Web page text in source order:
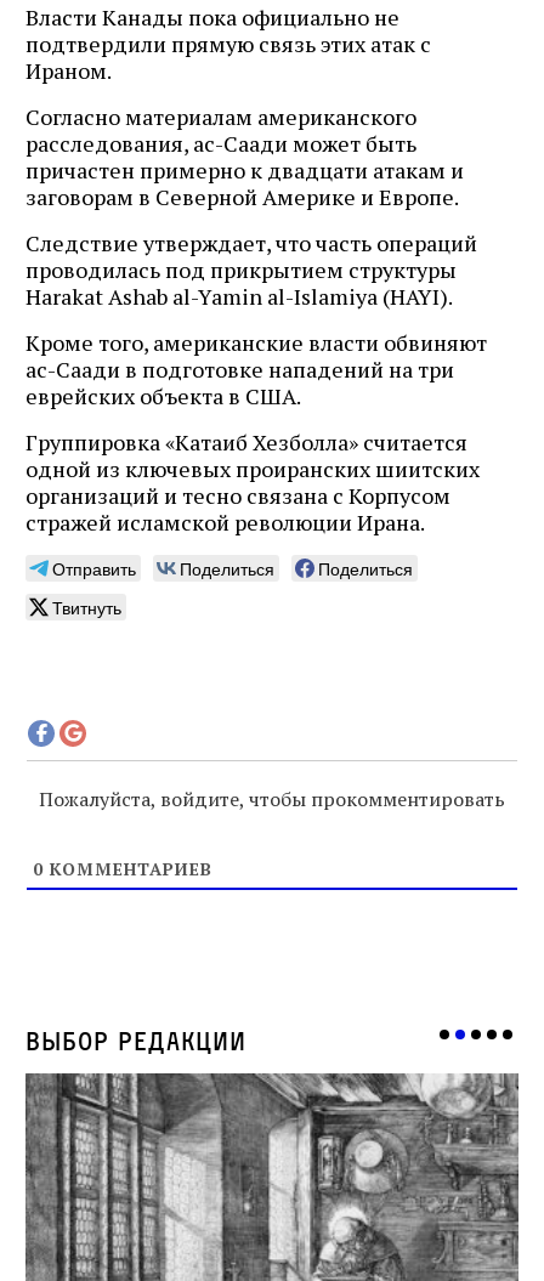
Власти Канады пока официально не
подтвердили прямую связь этих атак с
Ираном.
Согласно материалам американского
расследования, ас-Саади может быть
причастен примерно к двадцати атакам и
заговорам в Северной Америке и Европе.
Следствие утверждает, что часть операций
проводилась под прикрытием структуры
Harakat Ashab al-Yamin al-Islamiya (HAYI).
Кроме того, американские власти обвиняют
ас-Саади в подготовке нападений на три
еврейских объекта в США.
Группировка «Катаиб Хезболла» считается
одной из ключевых проиранских шиитских
организаций и тесно связана с Корпусом
стражей исламской революции Ирана.
Отправить Поделиться
Поделиться
Твитнуть
Пожалуйста, войдите, чтобы прокомментировать
0 КОММЕНТАРИЕВ
Выбор редакции